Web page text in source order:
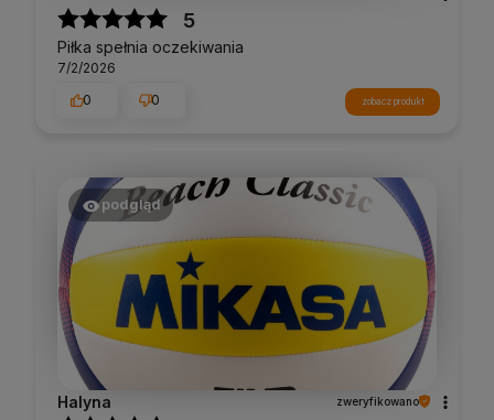
5
Piłka spełnia oczekiwania
7/2/2026
0
0 zobacz produkt
podgląd
Halyna zweryfikowano